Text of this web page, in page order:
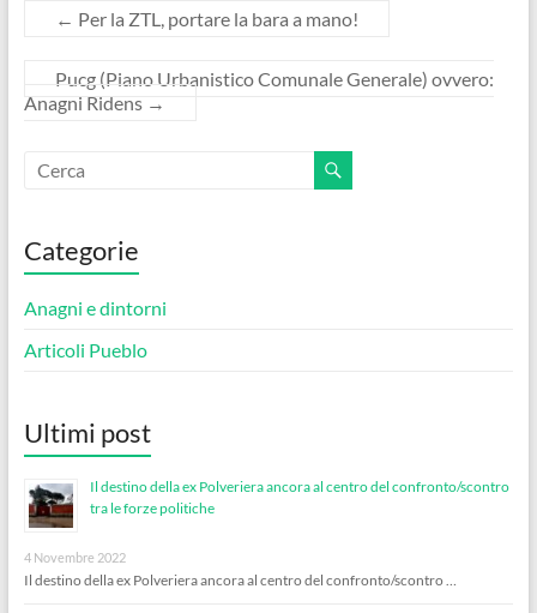
← Per la ZTL, portare la bara a mano!
Pucg (Piano Urbanistico Comunale Generale) ovvero:
Anagni Ridens →
Categorie
Anagni e dintorni
Articoli Pueblo
Ultimi post
Il destino della ex Polveriera ancora al centro del confronto/scontro
tra le forze politiche
4 Novembre 2022
Il destino della ex Polveriera ancora al centro del confronto/scontro …